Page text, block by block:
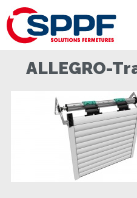
ALLEGRO-